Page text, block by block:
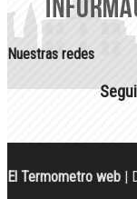
Nuestras redes
El Termometro web |